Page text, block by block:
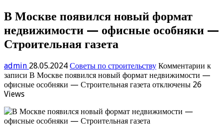
В Москве появился новый формат
недвижимости — офисные особняки —
Строительная газета
admin 28.05.2024 Советы по строительству Комментарии к
записи В Москве появился новый формат недвижимости —
офисные особняки — Строительная газета отключены 26
Views